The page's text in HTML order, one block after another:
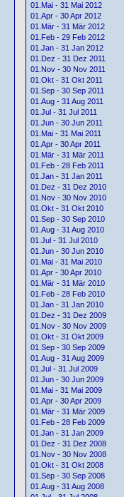
01.Mai - 31 Mai 2012
01.Apr - 30 Apr 2012
01.Mär - 31 Mär 2012
01.Feb - 29 Feb 2012
01.Jan - 31 Jan 2012
01.Dez - 31 Dez 2011
01.Nov - 30 Nov 2011
01.Okt - 31 Okt 2011
01.Sep - 30 Sep 2011
01.Aug - 31 Aug 2011
01.Jul - 31 Jul 2011
01.Jun - 30 Jun 2011
01.Mai - 31 Mai 2011
01.Apr - 30 Apr 2011
01.Mär - 31 Mär 2011
01.Feb - 28 Feb 2011
01.Jan - 31 Jan 2011
01.Dez - 31 Dez 2010
01.Nov - 30 Nov 2010
01.Okt - 31 Okt 2010
01.Sep - 30 Sep 2010
01.Aug - 31 Aug 2010
01.Jul - 31 Jul 2010
01.Jun - 30 Jun 2010
01.Mai - 31 Mai 2010
01.Apr - 30 Apr 2010
01.Mär - 31 Mär 2010
01.Feb - 28 Feb 2010
01.Jan - 31 Jan 2010
01.Dez - 31 Dez 2009
01.Nov - 30 Nov 2009
01.Okt - 31 Okt 2009
01.Sep - 30 Sep 2009
01.Aug - 31 Aug 2009
01.Jul - 31 Jul 2009
01.Jun - 30 Jun 2009
01.Mai - 31 Mai 2009
01.Apr - 30 Apr 2009
01.Mär - 31 Mär 2009
01.Feb - 28 Feb 2009
01.Jan - 31 Jan 2009
01.Dez - 31 Dez 2008
01.Nov - 30 Nov 2008
01.Okt - 31 Okt 2008
01.Sep - 30 Sep 2008
01.Aug - 31 Aug 2008